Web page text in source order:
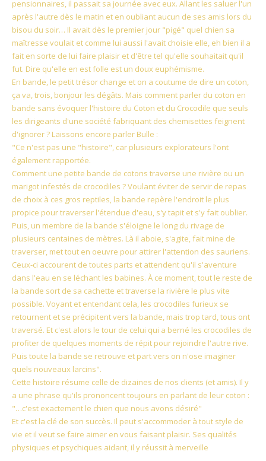
pensionnaires, il passait sa journée avec eux. Allant les saluer l'un
après l'autre dès le matin et en oubliant aucun de ses amis lors du
bisou du soir… Il avait dès le premier jour "pigé" quel chien sa
maîtresse voulait et comme lui aussi l'avait choisie elle, eh bien il a
fait en sorte de lui faire plaisir et d'être tel qu'elle souhaitait qu'il
fut. Dire qu'elle en est folle est un doux euphémisme.
En bande, le petit trésor change et on a coutume de dire un coton,
ça va, trois, bonjour les dégâts. Mais comment parler du coton en
bande sans évoquer l'histoire du Coton et du Crocodile que seuls
les dirigeants d'une société fabriquant des chemisettes feignent
d'ignorer ? Laissons encore parler Bulle :
"Ce n'est pas une "histoire", car plusieurs explorateurs l'ont
également rapportée.
Comment une petite bande de cotons traverse une rivière ou un
marigot infestés de crocodiles ? Voulant éviter de servir de repas
de choix à ces gros reptiles, la bande repère l'endroit le plus
propice pour traverser l'étendue d'eau, s'y tapit et s'y fait oublier.
Puis, un membre de la bande s'éloigne le long du rivage de
plusieurs centaines de mètres. Là il aboie, s'agite, fait mine de
traverser, met tout en oeuvre pour attirer l'attention des sauriens.
Ceux-ci accourent de toutes parts et attendent qu'il s'aventure
dans l'eau en se léchant les babines. À ce moment, tout le reste de
la bande sort de sa cachette et traverse la rivière le plus vite
possible. Voyant et entendant cela, les crocodiles furieux se
retournent et se précipitent vers la bande, mais trop tard, tous ont
traversé. Et c'est alors le tour de celui qui a berné les crocodiles de
profiter de quelques moments de répit pour rejoindre l'autre rive.
Puis toute la bande se retrouve et part vers on n'ose imaginer
quels nouveaux larcins".
Cette histoire résume celle de dizaines de nos clients (et amis). Il y
a une phrase qu'ils prononcent toujours en parlant de leur coton :
"…c'est exactement le chien que nous avons désiré"
Et c'est la clé de son succès. Il peut s'accommoder à tout style de
vie et il veut se faire aimer en vous faisant plaisir. Ses qualités
physiques et psychiques aidant, il y réussit à merveille